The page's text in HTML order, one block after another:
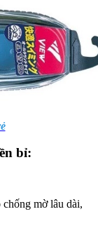
bỉ:
mờ lâu dài,